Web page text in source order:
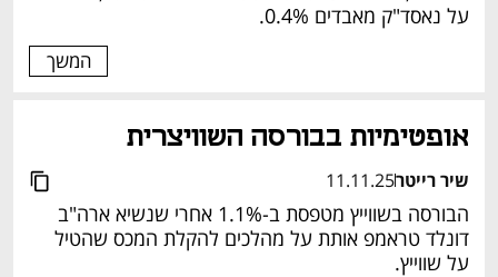
על נאסד"ק מאבדים 0.4%.
המשך
אופטימיות בבורסה השוויצרית
שיר רייטר11.11.25
הבורסה בשווייץ מטפסת ב-1.1% אחרי שנשיא ארה"ב
דונלד טראמפ אותת על מהלכים להקלת המכס שהטיל
על שווייץ.